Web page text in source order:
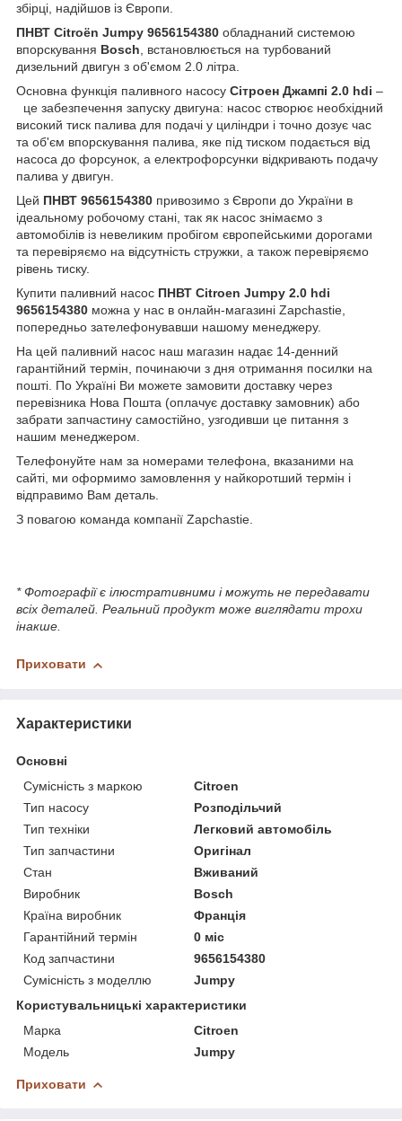
збірці, надійшов із Європи.
ПНВТ Citroën Jumpy 9656154380 обладнаний системою
впорскування Bosch, встановлюється на турбований
дизельний двигун з об'ємом 2.0 літра.
Основна функція паливного насосу Сітроен Джампі 2.0 hdi –
це забезпечення запуску двигуна: насос створює необхідний
високий тиск палива для подачі у циліндри і точно дозує час
та об'єм впорскування палива, яке під тиском подається від
насоса до форсунок, а електрофорсунки відкривають подачу
палива у двигун.
Цей ПНВТ 9656154380 привозимо з Європи до України в
ідеальному робочому стані, так як насос знімаємо з
автомобілів із невеликим пробігом європейськими дорогами
та перевіряємо на відсутність стружки, а також перевіряємо
рівень тиску.
Купити паливний насос ПНВТ Citroen Jumpy 2.0 hdi
9656154380 можна у нас в онлайн-магазині Zapchastie,
попередньо зателефонувавши нашому менеджеру.
На цей паливний насос наш магазин надає 14-денний
гарантійний термін, починаючи з дня отримання посилки на
пошті. По Україні Ви можете замовити доставку через
перевізника Нова Пошта (оплачує доставку замовник) або
забрати запчастину самостійно, узгодивши це питання з
нашим менеджером.
Телефонуйте нам за номерами телефона, вказаними на
сайті, ми оформимо замовлення у найкоротший термін і
відправимо Вам деталь.
З повагою команда компанії Zapchastie.
* Фотографії є ілюстративними і можуть не передавати
всіх деталей. Реальний продукт може виглядати трохи
інакше.
Приховати
Характеристики
Основні
Сумісність з маркою
Citroen
Тип насосу
Розподільчий
Тип техніки
Легковий автомобіль
Тип запчастини
Оригінал
Стан
Вживаний
Виробник
Bosch
Країна виробник
Франція
Гарантійний термін
0 міс
Код запчастини
9656154380
Сумісність з моделлю
Jumpy
Користувальницькі характеристики
Марка
Citroen
Модель
Jumpy
Приховати